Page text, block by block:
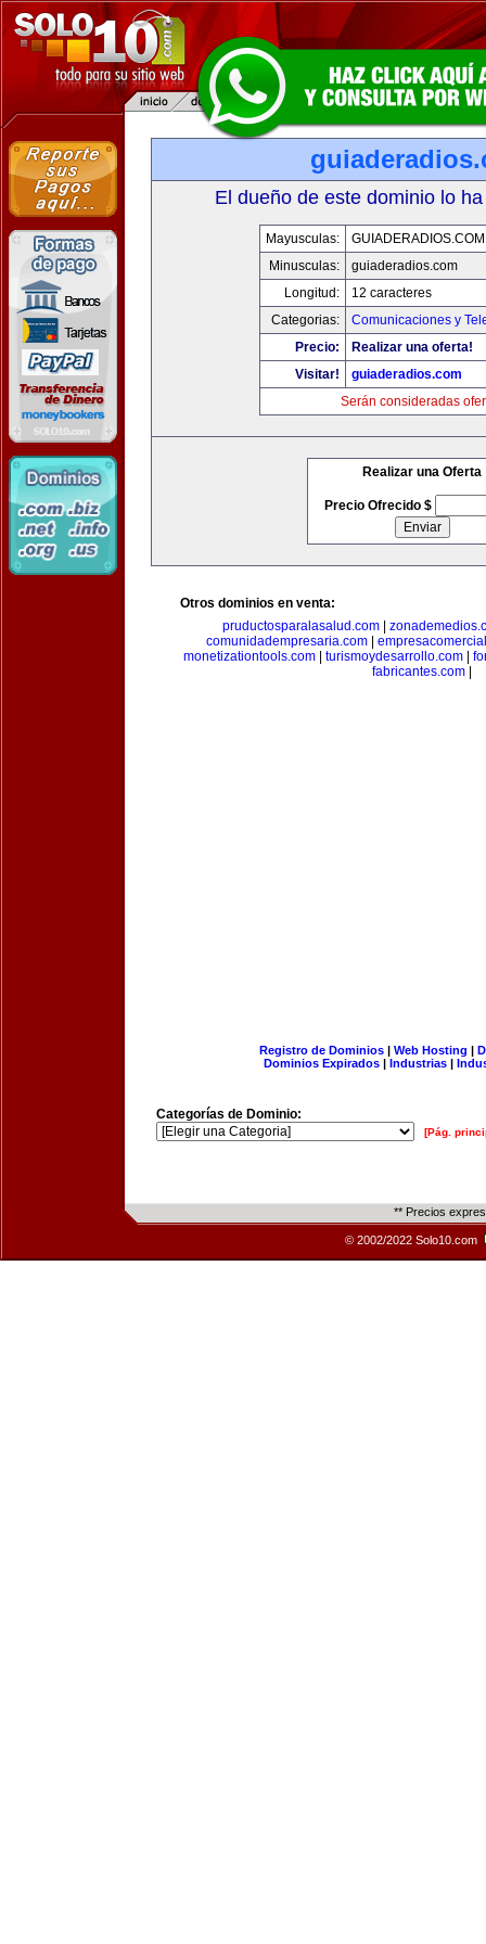
El dueño de este dominio lo
Mayusculas:
GUIADERADIOS.COM
Minusculas:
guiaderadios.com
Longitud:
12 caracteres
Categorias:
Comunicaciones y
Precio:
Realizar una oferta!
Visitar!
guiaderadios.com
Serán consideradas
Realizar una Oferta
Precio Ofrecido $
Otros dominios en venta:
pruductosparalasalud.com|
comunidadempresaria.com
monetizationtools.com| turismoydesarrollo.com|
fabricantes.com
Registro de Dominios| Web Hosting |
Dominios Expirados | Industrias |
Categorías de Dominio:
[Pág.
** Precios
© 2002/2022 Solo10.com